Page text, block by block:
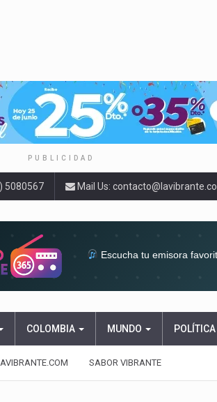
PUBLICIDAD
5080567 Mail Us:
Escucha tu emisora
COLOMBIA MUNDO POLÍTICA
SABOR VIBRANTE